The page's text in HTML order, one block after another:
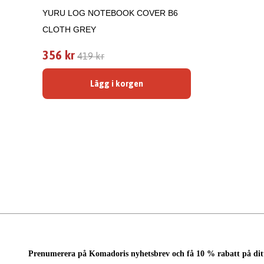
YURU LOG NOTEBOOK COVER B6
CLOTH GREY
356 kr 419 kr
Lägg i korgen
Prenumerera på Komadoris nyhetsbrev och få 10 % rabatt på